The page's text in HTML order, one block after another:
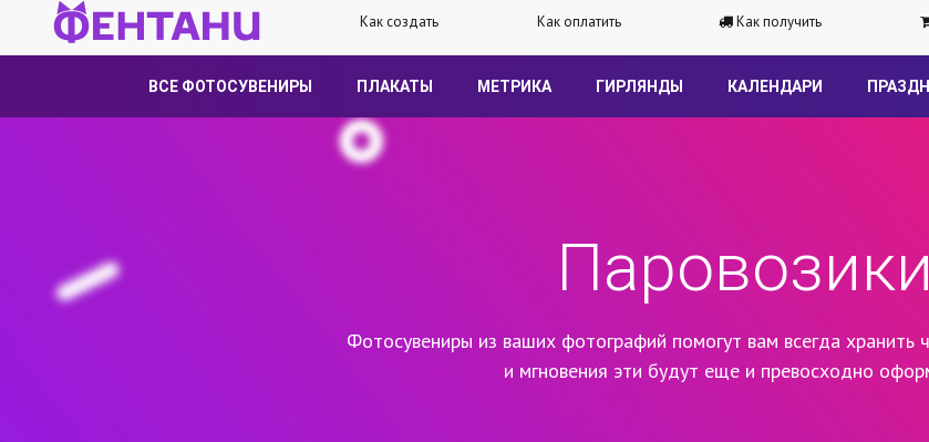
Как создать Как оплатить Как получить
ВСЕ ФОТОСУВЕНИРЫ ПЛАКАТЫ МЕТРИКА ГИРЛЯНДЫ КАЛЕНДАРИ
Паровозики
Фотосувениры из ваших фотографий помогут вам всегда хранить
и мгновения эти будут еще и превосходно